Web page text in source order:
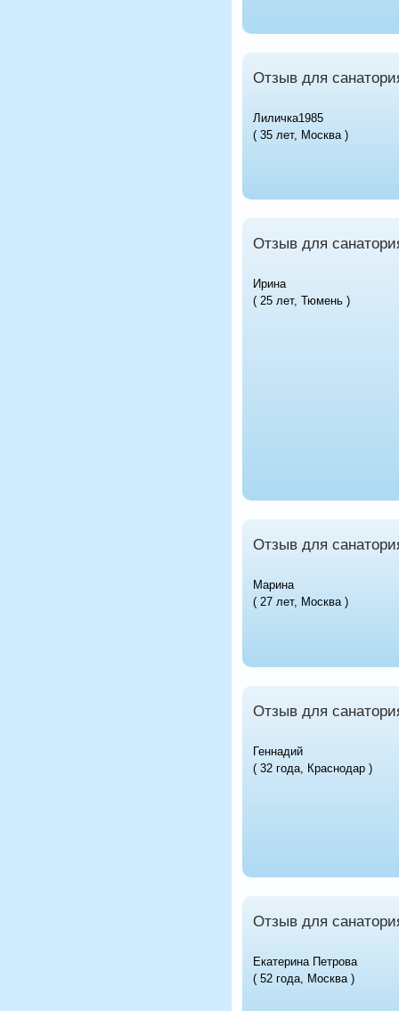
Отзыв для
Лиличка1985
( 35 лет, Москва )
Отзыв для
Ирина
( 25 лет, Тюмень )
Отзыв для
Марина
( 27 лет, Москва )
Отзыв для
Геннадий
( 32 года, Краснодар )
Отзыв для
Екатерина Петрова
( 52 года, Москва )